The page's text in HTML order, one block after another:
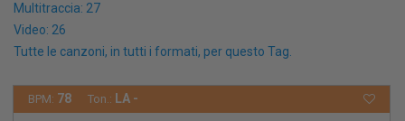
Multitraccia: 27
Video: 26
Tutte le canzoni, in tutti i formati, per questo Tag.
BPM: 78 Ton.: LA -